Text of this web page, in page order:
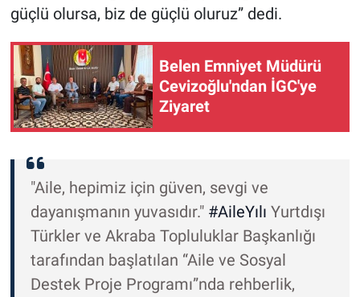
güçlü olursa, biz de güçlü oluruz” dedi.
Belen Emniyet Müdürü
Cevizoğlu'ndan İGC'ye
Ziyaret
"Aile, hepimiz için güven, sevgi ve
dayanışmanın yuvasıdır." #AileYılı Yurtdışı
Türkler ve Akraba Topluluklar Başkanlığı
tarafından başlatılan “Aile ve Sosyal
Destek Proje Programı”nda rehberlik,